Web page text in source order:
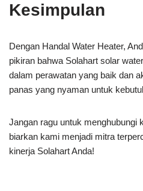
Kesimpulan
Dengan Handal Water Heater,
pikiran bahwa Solahart solar
dalam perawatan yang baik dan
panas yang nyaman untuk
Jangan ragu untuk menghubungi
biarkan kami menjadi mitra
kinerja Solahart Anda!